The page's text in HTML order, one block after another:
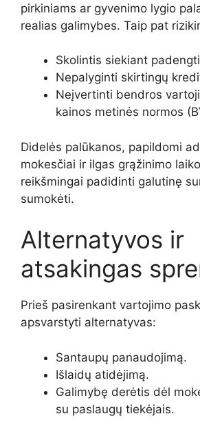
pirkiniams ar gyvenimo lygio
realias galimybes. Taip pat
Skolintis siekiant
Nepalyginti skirtingų
Neįvertinti bendros
kainos metinės normos
Didelės palūkanos, papildomi
mokesčiai ir ilgas grąžinimo
reikšmingai padidinti galutinę
sumokėti.
Alternatyvos ir
atsakingas
Prieš pasirenkant vartojimo
apsvarstyti alternatyvas:
Santaupų panaudojimą.
Išlaidų atidėjimą.
Galimybę derėtis dėl
su paslaugų tiekėjais.